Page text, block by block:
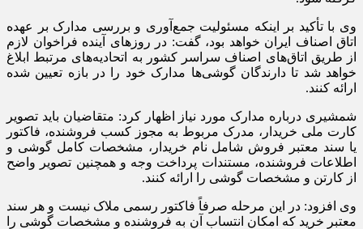
وی با تأکید بر اینکه مسئولیت جمع‌آوری و بررسی مدارک بر عهده
اتاق اصناف ایران خواهد بود، گفت: در روزهای آینده فراخوان لازم
از طریق اتاق‌های اصناف سراسر کشور به اتحادیه‌های مرتبط ابلاغ
خواهد شد تا دارندگان گوشی‌ها مدارک خود را در بازه تعیین شده
ارائه کنند.
شمشیری درباره مدارک مورد نیاز اظهار کرد: متقاضیان باید تصویر
کارت ملی خریدار، مدرک مربوط به مجوز کسب فروشنده، فاکتور
یا سند معتبر فروش شامل نام خریدار، مشخصات کامل گوشی و
اطلاعات فروشنده، مستندات پرداخت وجه و همچنین تصویر واضح
از کارتن و مشخصات گوشی را ارائه کنند.
وی افزود: در این مرحله صرفاً فاکتور رسمی ملاک نیست و هر سند
معتبر خرید که امکان انتساب آن به فروشنده و مشخصات گوشی را